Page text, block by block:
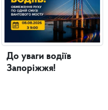
До уваги водіїв
Запоріжжя!